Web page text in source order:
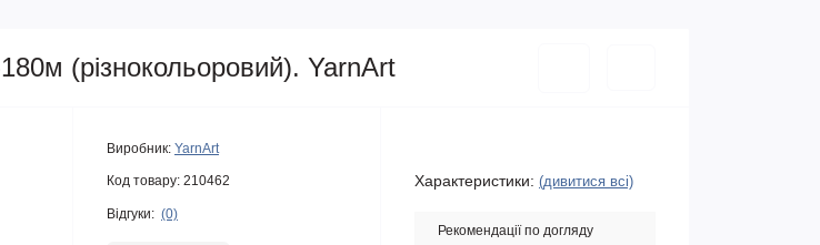
(різнокольоровий). YarnArt
Виробник: YarnArt
Код товару: 210462
Відгуки: (0)
Характеристики: (дивитися всі)
Рекомендації по догляду